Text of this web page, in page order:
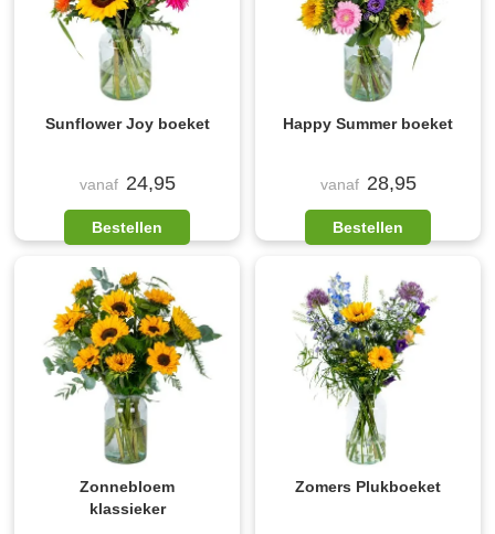
Sunflower Joy boeket
vanaf 24,95
Bestellen
Happy Summer boeket
vanaf 28,95
Bestellen
Zonnebloem
klassieker
Zomers Plukboeket